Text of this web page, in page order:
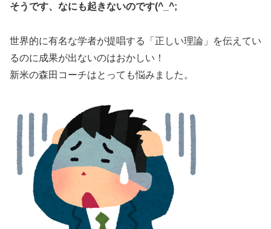
そうです、なにも起きないのです(^_^;
世界的に有名な学者が提唱する「正しい理論」を伝えてい
るのに成果が出ないのはおかしい！
新米の森田コーチはとっても悩みました。